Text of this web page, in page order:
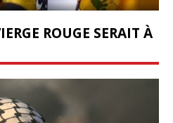
ROUGE SERAIT À